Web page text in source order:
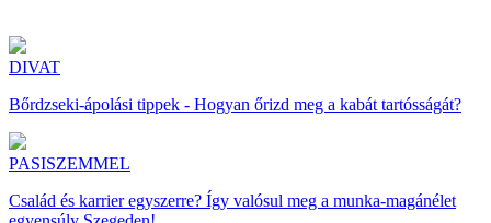
DIVAT
Bőrdzseki-ápolási tippek - Hogyan őrizd meg a kabát tartósságát?
PASISZEMMEL
Család és karrier egyszerre? Így valósul meg a munka-magánélet